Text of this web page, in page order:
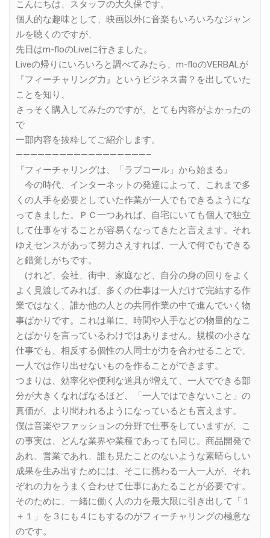
こんにちは、スタッフの大久保です。
個人的な趣味として、映画以外に音楽もいろいろなジャン
ルを聴くのですが、
先日はm-floのLiveに行きました。
Liveの帰りにいろいろと調べてみたら、m-floのVERBALが
『フィーチャリング力』というビジネス書？を出していた
ことを知り、
さっそく購入してみたのですが、とても内容がよかったの
で
一部内容を抜粋してご紹介します。
——————————————————–
『フィーチャリングは、「ラブコール」から始まる』
今の時代、インターネットの発達によって、これまで多
くの人手を必要としていた作業が一人でもできるようにな
ってきました。ＰＣ一つあれば、自宅にいても個人で独立
して仕事をすることが容易くなってきたと言えます。それ
ゆえセンスがあって努力さえすれば、一人で何でもできる
と錯覚しがちです。
けれど、会社、街中、家庭など、自分の身の回りをよく
よく見渡してみれば、多くの仕事は一人だけで完結する作
業ではなく、誰か他の人との共同作業の中で進んでいく物
事ばかりです。これは単に、時間や人手などの物量的なこ
とばかりを言っているわけではありません。規模の小さな
仕事でも、相反する個性の人同士が力を合わせることで、
一人では作り出せないものを作ることができます。
つまりは、効率化や便利な道具が増えて、一人でできる部
分が大きくなればなるほど、「一人ではできないこと」の
真価が、より問われるようになっているとも言えます。
僕は音楽やファッションの分野で仕事をしていますが、こ
の事実は、どんな業界や業種であっても同じ。商品開発で
あれ、営業であれ、誰も見たことのないような素晴らしい
成果を生み出すためには、そこに携わる一人一人が、それ
ぞれの力をうまく合わせて仕事にあたることが必要です。
そのために、一緒に働く人の力を最大限に引き出して「１
＋１」を３にも４にもするのがフィーチャリングの極意な
のです。